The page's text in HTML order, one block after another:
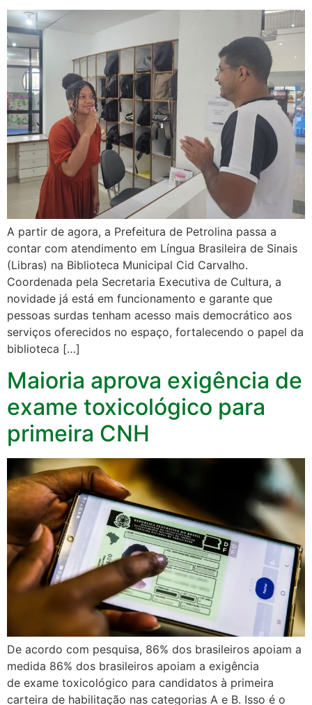
A partir de agora, a Prefeitura de Petrolina passa a
contar com atendimento em Língua Brasileira de Sinais
(Libras) na Biblioteca Municipal Cid Carvalho.
Coordenada pela Secretaria Executiva de Cultura, a
novidade já está em funcionamento e garante que
pessoas surdas tenham acesso mais democrático aos
serviços oferecidos no espaço, fortalecendo o papel da
biblioteca […]
Maioria aprova exigência de
exame toxicológico para
primeira CNH
De acordo com pesquisa, 86% dos brasileiros apoiam a
medida 86% dos brasileiros apoiam a exigência
de exame toxicológico para candidatos à primeira
carteira de habilitação nas categorias A e B. Isso é o